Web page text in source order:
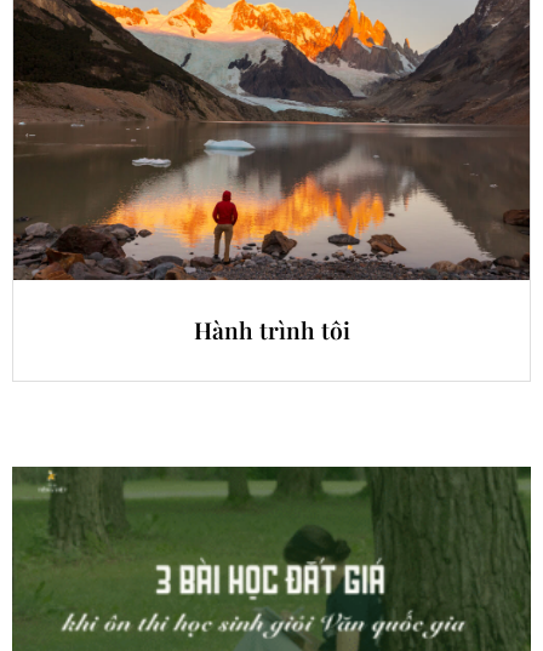
Hành trình tôi